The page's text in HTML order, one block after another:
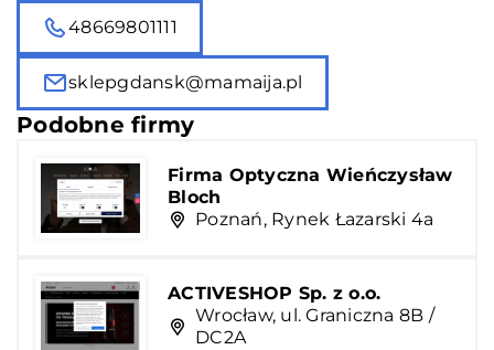
48669801111
sklepgdansk@mamaija.pl
Podobne firmy
Firma Optyczna Wieńczysław
Bloch
Poznań, Rynek Łazarski 4a
ACTIVESHOP Sp. z o.o.
Wrocław, ul. Graniczna 8B /
DC2A